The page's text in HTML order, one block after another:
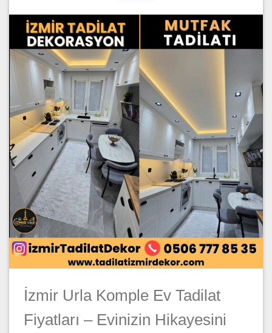
İzmir Urla Komple Ev Tadilat
Fiyatları – Evinizin Hikayesini